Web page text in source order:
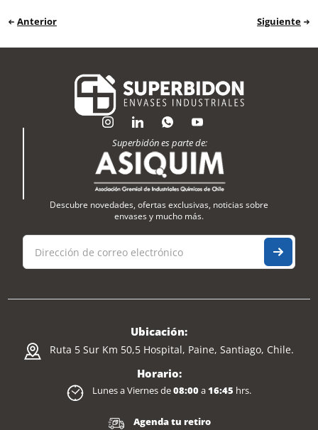
Anterior Siguiente
Superbidón es parte de:
Descubre novedades, ofertas exclusivas, noticias sobre
envases y mucho más.
Ubicación:
Ruta 5 Sur Km 50,5 Hospital, Paine, Santiago, Chile.
Horario:
Lunes a Viernes de08:00a16:45 hrs.
Agenda tu retiro